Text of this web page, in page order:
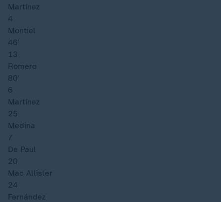
Martínez
4
Montiel
46′
13
Romero
80′
6
Martínez
25
Medina
7
De Paul
20
Mac Allister
24
Fernández